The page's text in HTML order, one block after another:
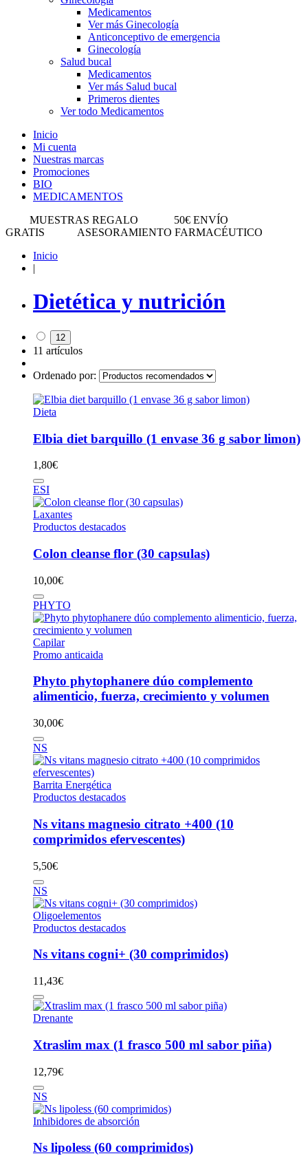
Medicamentos
Ver más Ginecología
Anticonceptivo de emergencia
Ginecología
Salud bucal
Medicamentos
Ver más Salud bucal
Primeros dientes
Ver todo Medicamentos
Inicio
Mi cuenta
Nuestras marcas
Promociones
BIO
MEDICAMENTOS
MUESTRAS REGALO
50€ ENVÍO
GRATIS
ASESORAMIENTO FARMACÉUTICO
Inicio
|
Dietética y nutrición
12
11 artículos
Ordenado por:
Dieta
Elbia diet barquillo (1 envase 36 g sabor limon)
1,80€
ESI
Laxantes
Productos destacados
Colon cleanse flor (30 capsulas)
10,00€
PHYTO
Capilar
Promo anticaida
Phyto phytophanere dúo complemento
alimenticio, fuerza, crecimiento y volumen
30,00€
NS
Barrita Energética
Productos destacados
Ns vitans magnesio citrato +400 (10
comprimidos efervescentes)
5,50€
NS
Oligoelementos
Productos destacados
Ns vitans cogni+ (30 comprimidos)
11,43€
Drenante
Xtraslim max (1 frasco 500 ml sabor piña)
12,79€
NS
Inhibidores de absorción
Ns lipoless (60 comprimidos)